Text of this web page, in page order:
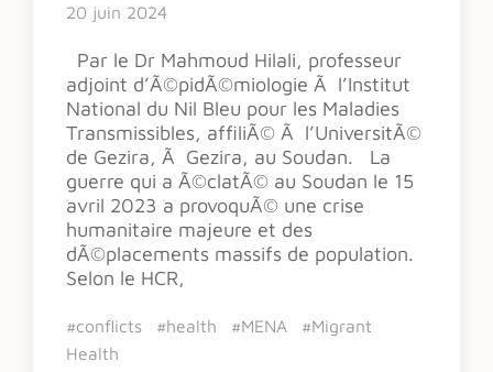
20 juin 2024
Par le Dr Mahmoud Hilali, professeur
adjoint d’Ã©pidÃ©miologie Ã l’Institut
National du Nil Bleu pour les Maladies
Transmissibles, affiliÃ© Ã l’UniversitÃ©
de Gezira, Ã Gezira, au Soudan. La
guerre qui a Ã©clatÃ© au Soudan le 15
avril 2023 a provoquÃ© une crise
humanitaire majeure et des
dÃ©placements massifs de population.
Selon le HCR,
#conflicts #health #MENA
#Migrant
Health